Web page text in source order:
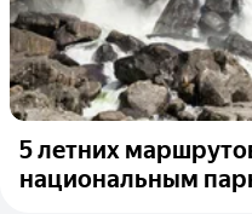
5 летних
национальным